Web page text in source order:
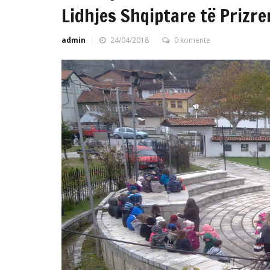
Lidhjes Shqiptare të
admin 24/04/2018 0 komente